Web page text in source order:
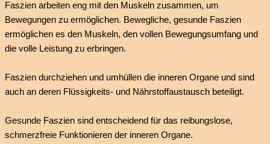
Faszien arbeiten eng mit den Muskeln zusammen, um
Bewegungen zu ermöglichen. Bewegliche, gesunde Faszien
ermöglichen es den Muskeln, den vollen Bewegungsumfang und
die volle Leistung zu erbringen.
Faszien durchziehen und umhüllen die inneren Organe und sind
auch an deren Flüssigkeits- und Nährstoffaustausch beteiligt.
Gesunde Faszien sind entscheidend für das reibungslose,
schmerzfreie Funktionieren der inneren Organe.